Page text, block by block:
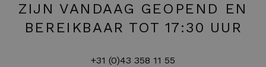
ZIJN VANDAAG GEOPEND EN
BEREIKBAAR TOT 17:30 UUR
+31 (0)43 358 11 55